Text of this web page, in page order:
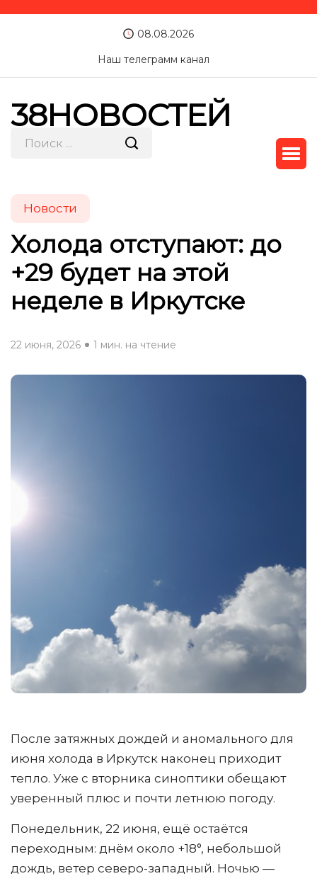
08.08.2026
Наш телеграмм канал
38НОВОСТЕЙ
Новости
Холода отступают: до
+29 будет на этой
неделе в Иркутске
22 июня, 2026 1 мин. на чтение
После затяжных дождей и аномального для
июня холода в Иркутск наконец приходит
тепло. Уже с вторника синоптики обещают
уверенный плюс и почти летнюю погоду.
Понедельник, 22 июня, ещё остаётся
переходным: днём около +18°, небольшой
дождь, ветер северо-западный. Ночью —